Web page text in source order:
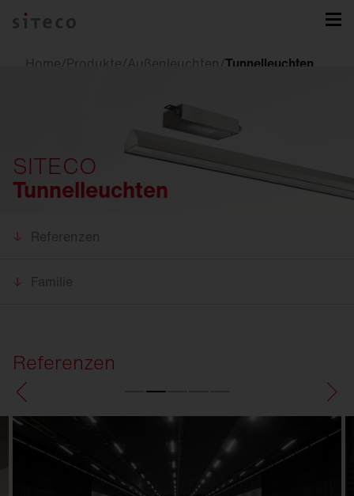
Home/Produkte/Außenleuchten/Tunnelleuchten
SITECO
Tunnelleuchten
Referenzen
Familie
Referenzen